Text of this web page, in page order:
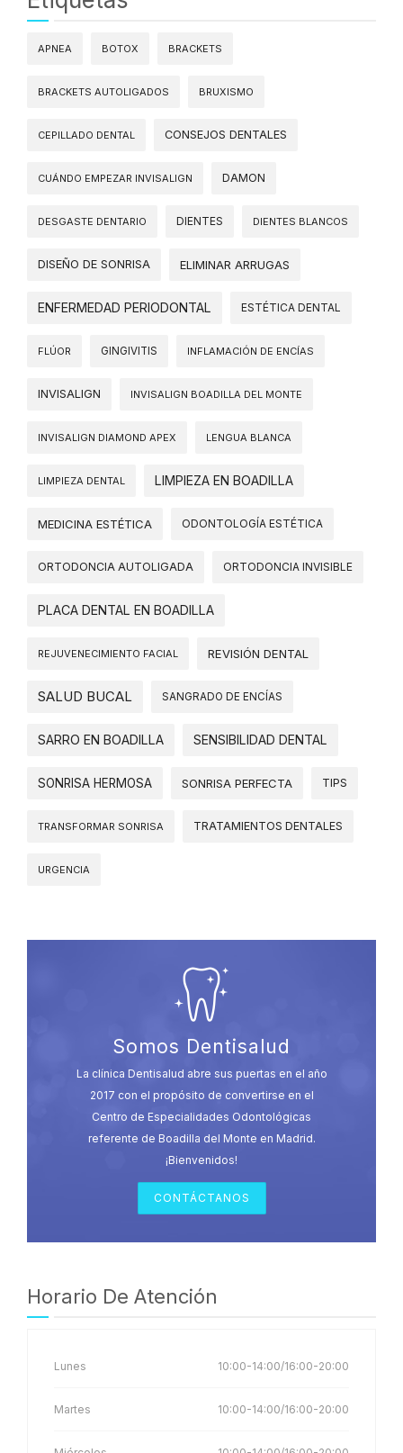
APNEA BOTOX BRACKETS
BRACKETS AUTOLIGADOS BRUXISMO
CEPILLADO DENTAL CONSEJOS DENTALES
CUÁNDO EMPEZAR INVISALIGN DAMON
DESGASTE DENTARIO DIENTES DIENTES BLANCOS
DISEÑO DE SONRISA ELIMINAR ARRUGAS
ENFERMEDAD PERIODONTAL ESTÉTICA DENTAL
FLÚOR GINGIVITIS INFLAMACIÓN DE ENCÍAS
INVISALIGN INVISALIGN BOADILLA DEL MONTE
INVISALIGN DIAMOND APEX LENGUA BLANCA
LIMPIEZA DENTAL LIMPIEZA EN BOADILLA
MEDICINA ESTÉTICA ODONTOLOGÍA ESTÉTICA
ORTODONCIA AUTOLIGADA ORTODONCIA INVISIBLE
PLACA DENTAL EN BOADILLA
REJUVENECIMIENTO FACIAL REVISIÓN DENTAL
SALUD BUCAL SANGRADO DE ENCÍAS
SARRO EN BOADILLA SENSIBILIDAD DENTAL
SONRISA HERMOSA SONRISA PERFECTA TIPS
TRANSFORMAR SONRISA TRATAMIENTOS DENTALES
URGENCIA
Somos Dentisalud
La clínica Dentisalud abre sus puertas en el año
2017 con el propósito de convertirse en el
Centro de Especialidades Odontológicas
referente de Boadilla del Monte en Madrid.
¡Bienvenidos!
CONTÁCTANOS
Horario De Atención
Lunes 10:00-14:00/16:00-20:00
Martes 10:00-14:00/16:00-20:00